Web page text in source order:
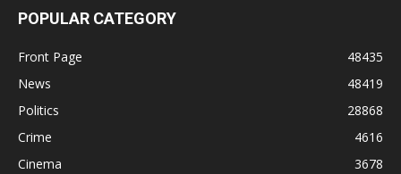
POPULAR CATEGORY
Front Page
48435
News
48419
Politics
28868
Crime
4616
Cinema
3678